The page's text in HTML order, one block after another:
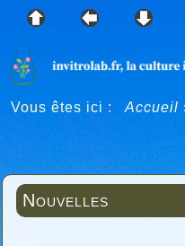
Vous êtes ici : Accueil
Nouvelles